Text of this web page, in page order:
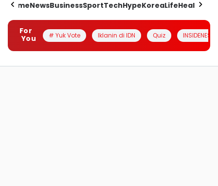
HomeNewsBusinessSportTechHypeKoreaLifeHealth
For
You
# Yuk Vote Iklanin di IDN Quiz INSIDENESIA